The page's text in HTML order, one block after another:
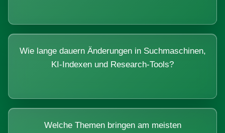
Wie lange dauern Änderungen in Suchmaschinen,
KI-Indexen und Research-Tools?
Welche Themen bringen am meisten